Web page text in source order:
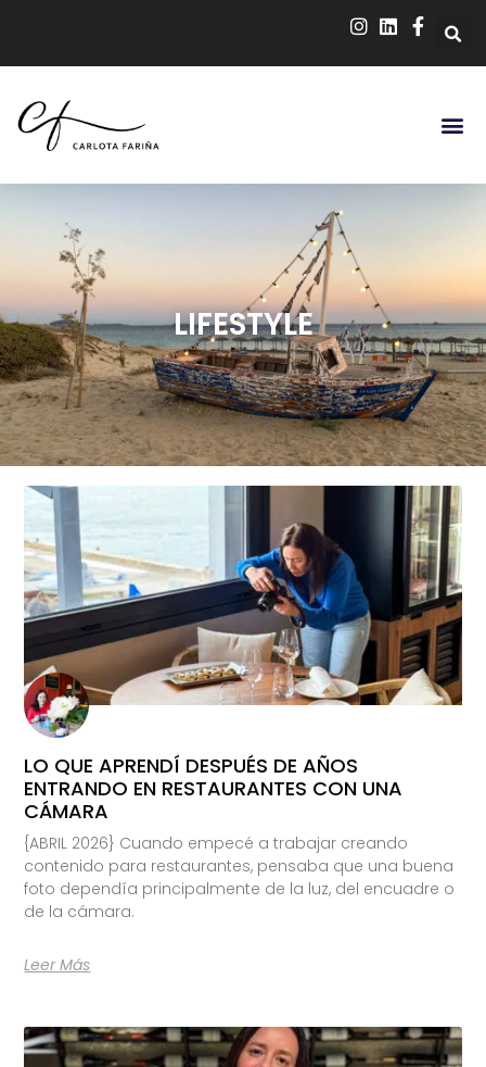
LIFESTYLE
LO QUE APRENDÍ DESPUÉS DE AÑOS
ENTRANDO EN RESTAURANTES CON UNA
CÁMARA
{ABRIL 2026} Cuando empecé a trabajar creando
contenido para restaurantes, pensaba que una buena
foto dependía principalmente de la luz, del encuadre o
de la cámara.
Leer Más